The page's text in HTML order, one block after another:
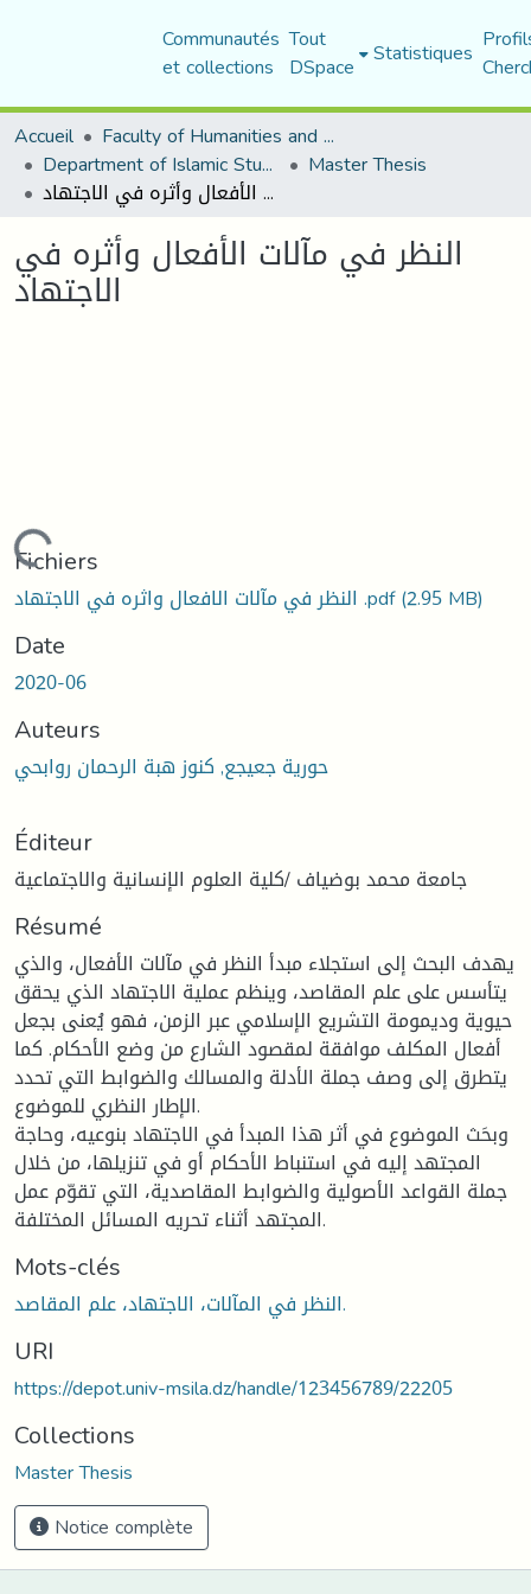
Communautés
et collections
Tout
DSpace Statistiques
Accueil
Faculty of Humanities and Social Sciences
Department of Islamic Studies Master Thesis
النظر في مآلات الأفعال وأثره في الاجتهاد
النظر في مآلات الأفعال وأثره في
الاجتهاد
En cours de chargement...
Fichiers
النظر في مآلات الافعال واثره في الاجتهاد .pdf(2.95 MB)
Date
2020-06
Auteurs
حورية جعيجع, كنوز هبة الرحمان روابحي
Éditeur
جامعة محمد بوضياف /كلية العلوم الإنسانية والاجتماعية
Résumé
يهدف البحث إلى استجلاء مبدأ النظر في مآلات الأفعال، والذي
يتأسس على علم المقاصد، وينظم عملية الاجتهاد الذي يحقق
حيوية وديمومة التشريع الإسلامي عبر الزمن، فهو يُعنى بجعل
أفعال المكلف موافقة لمقصود الشارع من وضع الأحكام. كما
يتطرق إلى وصف جملة الأدلة والمسالك والضوابط التي تحدد
الإطار النظري للموضوع.
وبحَث الموضوع في أثر هذا المبدأ في الاجتهاد بنوعيه، وحاجة
المجتهد إليه في استنباط الأحكام أو في تنزيلها، من خلال
جملة القواعد الأصولية والضوابط المقاصدية، التي تقوّم عمل
المجتهد أثناء تحريه المسائل المختلفة.
Mots-clés
النظر في المآلات، الاجتهاد، علم المقاصد.
URI
https://depot.univ-msila.dz/handle/123456789/22205
Collections
Master Thesis
Notice complète